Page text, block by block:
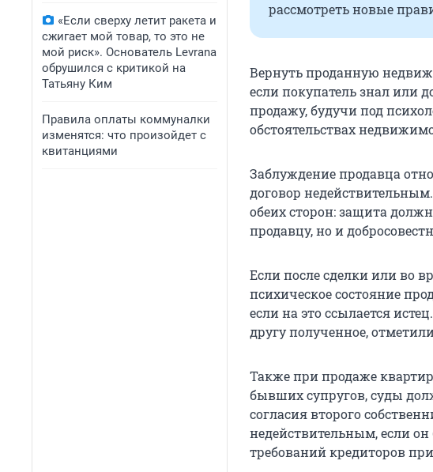
«Если сверху летит ракета и
сжигает мой товар, то это не
мой риск». Основатель Levrana
обрушился с критикой на
Татьяну Ким
Правила оплаты коммуналки
изменятся: что произойдет с
квитанциями
рассмотреть новые
Вернуть проданную
если покупатель знал или
продажу, будучи под
обстоятельствах
Заблуждение продавца
договор
обеих сторон: защита
продавцу, но и
Если после сделки или во
психическое состояние
если на это ссылается
другу полученное,
Также при продаже
бывших супругов, суды
согласия второго
недействительным, если
требований кредиторов